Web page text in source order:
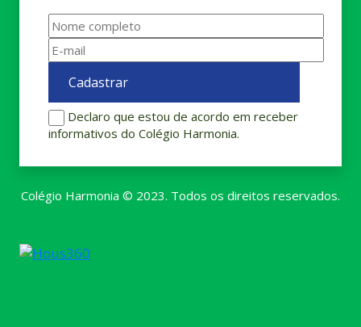
Declaro que estou de acordo em receber
informativos do Colégio Harmonia.
Colégio Harmonia © 2023. Todos os direitos reservados.